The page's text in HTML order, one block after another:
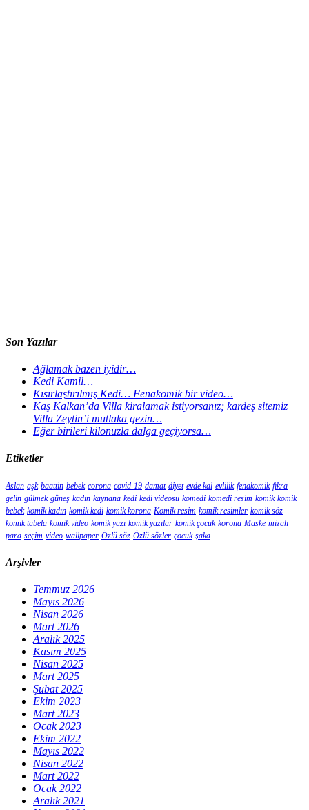
Son Yazılar
Ağlamak bazen iyidir…
Kedi Kamil…
Kısırlaştırılmış Kedi… Fenakomik bir video…
Kaş Kalkan’da Villa kiralamak istiyorsanız; kardeş sitemiz
Villa Zeytin’i mutlaka gezin…
Eğer birileri kilonuzla dalga geçiyorsa…
Etiketler
Aslan aşk baattin bebek corona covid-19 damat diyet evde kal evlilik fenakomik fıkra
gelin gülmek güneş kadın kaynana kedi kedi videosu komedi komedi resim komik komik
bebek komik kadın komik kedi komik korona Komik resim komik resimler komik söz
komik tabela komik video komik yazı komik yazılar komik çocuk korona Maske mizah
para seçim video wallpaper Özlü söz Özlü sözler çocuk şaka
Arşivler
Temmuz 2026
Mayıs 2026
Nisan 2026
Mart 2026
Aralık 2025
Kasım 2025
Nisan 2025
Mart 2025
Şubat 2025
Ekim 2023
Mart 2023
Ocak 2023
Ekim 2022
Mayıs 2022
Nisan 2022
Mart 2022
Ocak 2022
Aralık 2021